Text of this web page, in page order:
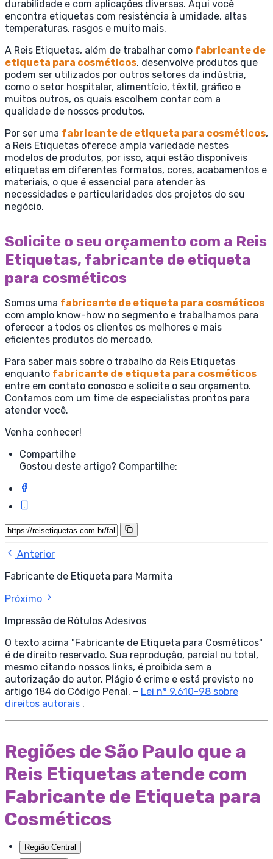
durabilidade e com aplicações diversas. Aqui você
encontra etiquetas com resistência à umidade, altas
temperaturas, rasgos e muito mais.
A Reis Etiquetas, além de trabalhar como fabricante de
etiqueta para cosméticos, desenvolve produtos que
podem ser utilizados por outros setores da indústria,
como o setor hospitalar, alimentício, têxtil, gráfico e
muitos outros, os quais escolhem contar com a
qualidade de nossos produtos.
Por ser uma fabricante de etiqueta para cosméticos,
a Reis Etiquetas oferece ampla variedade nestes
modelos de produtos, por isso, aqui estão disponíveis
etiquetas em diferentes formatos, cores, acabamentos e
materiais, o que é essencial para atender às
necessidades e particularidades dos projetos do seu
negócio.
Solicite o seu orçamento com a Reis
Etiquetas, fabricante de etiqueta
para cosméticos
Somos uma fabricante de etiqueta para cosméticos
com amplo know-how no segmento e trabalhamos para
oferecer a todos os clientes os melhores e mais
eficientes produtos do mercado.
Para saber mais sobre o trabalho da Reis Etiquetas
enquanto fabricante de etiqueta para cosméticos
entre em contato conosco e solicite o seu orçamento.
Contamos com um time de especialistas prontos para
atender você.
Venha conhecer!
Compartilhe
Gostou deste artigo? Compartilhe:
Anterior
Fabricante de Etiqueta para Marmita
Próximo
Impressão de Rótulos Adesivos
O texto acima "Fabricante de Etiqueta para Cosméticos"
é de direito reservado. Sua reprodução, parcial ou total,
mesmo citando nossos links, é proibida sem a
autorização do autor. Plágio é crime e está previsto no
artigo 184 do Código Penal. – Lei n° 9.610-98 sobre
direitos autorais .
Regiões de São Paulo que a
Reis Etiquetas atende com
Fabricante de Etiqueta para
Cosméticos
Região Central